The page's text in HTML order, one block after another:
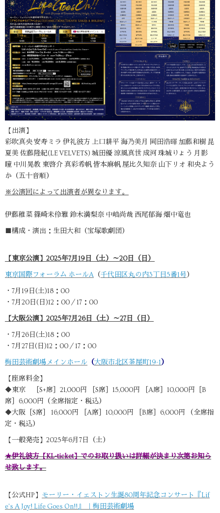
【出演】
彩吹真央 安寿ミラ 伊礼彼方 上口耕平 海乃美月 岡田浩暉 加藤和樹 昆
夏美 佐藤隆紀(LE VELVETS) 城田優 涼風真世 成河 珠城りょう 月影
瞳 中川晃教 東啓介 真彩希帆 皆本麻帆 屋比久知奈 山下リオ 和央よう
か（五十音順）
※公演回によって出演者が異なります。
伊藤稚菜 篠崎未伶雅 鈴木満梨奈 中嶋尚哉 西尾郁海 畑中竜也
■構成・演出：生田大和（宝塚歌劇団）
【東京公演】2025年7月19日（土）～20日（日）
東京国際フォーラム ホールA （千代田区丸の内3丁目5番1号）
・7月19日(土)18：00
・7月20日(日)12：00／17：00
【大阪公演】2025年7月26日（土）～27日（日）
・7月26日(土)18：00
・7月27日(日)12：00／17：00
梅田芸術劇場メインホール （大阪市北区茶屋町19-1）
【座席料金】
◆東京 ［S+席］21,000円 ［S席］15,000円 ［A席］10,000円［B
席］6,000円（全席指定・税込）
◆大阪［S席］ 16,000円 ［A席］10,000円 ［B席］6,000円 （全席指
定・税込）
【一般発売】2025年6月7日（土）
★伊礼彼方【KL-ticket】でのお取り扱いは詳細が決まり次第お知ら
せ致します。
【公式HP】 モーリー・イェストン生誕80周年記念コンサート『Lif
e's A Joy! Life Goes On!!』 ｜梅田芸術劇場